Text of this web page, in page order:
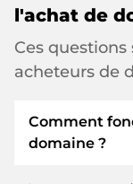
l'achat de
Ces
acheteurs de
Comment
domaine ?